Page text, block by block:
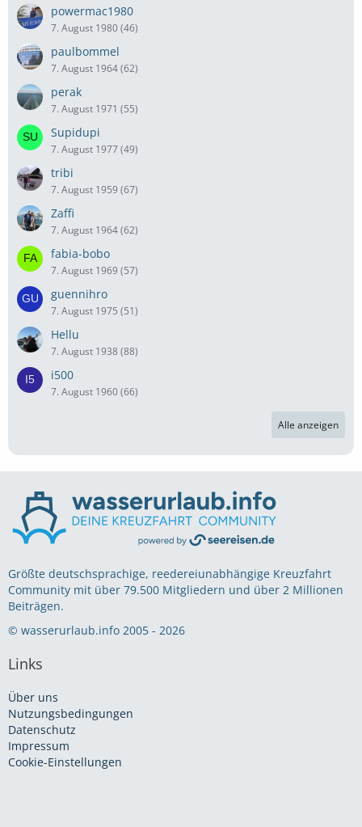
powermac1980
7. August 1980 (46)
paulbommel
7. August 1964 (62)
perak
7. August 1971 (55)
Supidupi
7. August 1977 (49)
tribi
7. August 1959 (67)
Zaffi
7. August 1964 (62)
fabia-bobo
7. August 1969 (57)
guennihro
7. August 1975 (51)
Hellu
7. August 1938 (88)
i500
7. August 1960 (66)
Alle anzeigen
Größte deutschsprachige, reedereiunabhängige Kreuzfahrt
Community mit über 79.500 Mitgliedern und über 2 Millionen
Beiträgen.
© wasserurlaub.info 2005 - 2026
Links
Über uns
Nutzungsbedingungen
Datenschutz
Impressum
Cookie-Einstellungen